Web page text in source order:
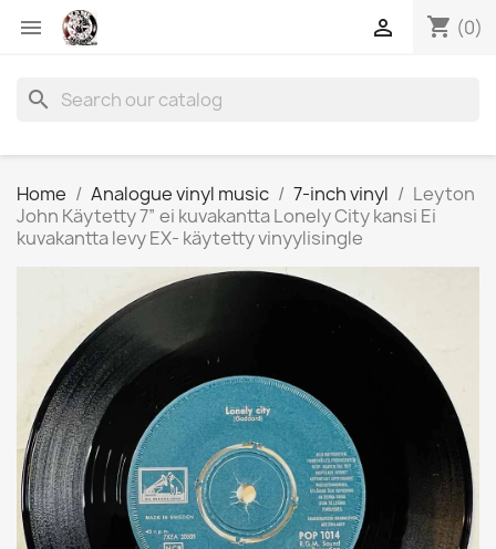
 shopping_cart (0)

search
Home Analogue vinyl music 7-inch vinyl
Leyton
John Käytetty 7” ei kuvakantta Lonely City kansi Ei
kuvakantta levy EX- käytetty vinyylisingle